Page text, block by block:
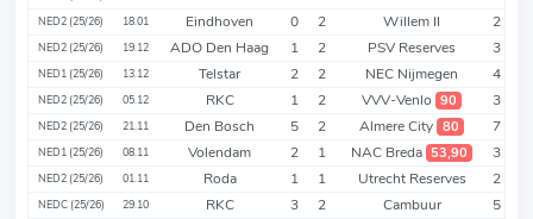
NED2 (25/26) 18.01 Eindhoven 0 2 Willem II 2
NED2 (25/26) 19.12 ADO Den Haag 1 2 PSV Reserves 3
NED1 (25/26) 13.12 Telstar 2 2 NEC Nijmegen 4
NED2 (25/26) 05.12 RKC 1 2 VVV-Venlo 90 3
NED2 (25/26) 21.11 Den Bosch 5 2 Almere City 80 7
NED1 (25/26) 08.11 Volendam 2 1 NAC Breda 53,90 3
NED2 (25/26) 01.11 Roda 1 1 Utrecht Reserves 2
NEDC (25/26) 29.10 RKC 3 2 Cambuur 5